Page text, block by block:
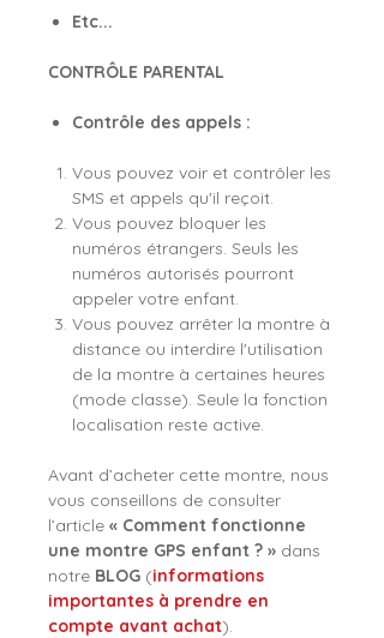
Etc...
CONTRÔLE PARENTAL
Contrôle des appels :
Vous pouvez voir et contrôler les
SMS et appels qu'il reçoit.
Vous pouvez bloquer les
numéros étrangers. Seuls les
numéros autorisés pourront
appeler votre enfant.
Vous pouvez arrêter la montre à
distance ou interdire l'utilisation
de la montre à certaines heures
(mode classe). Seule la fonction
localisation reste active.
Avant d’acheter cette montre, nous
vous conseillons de consulter
l’article « Comment fonctionne
une montre GPS enfant ? » dans
notre BLOG (informations
importantes à prendre en
compte avant achat).